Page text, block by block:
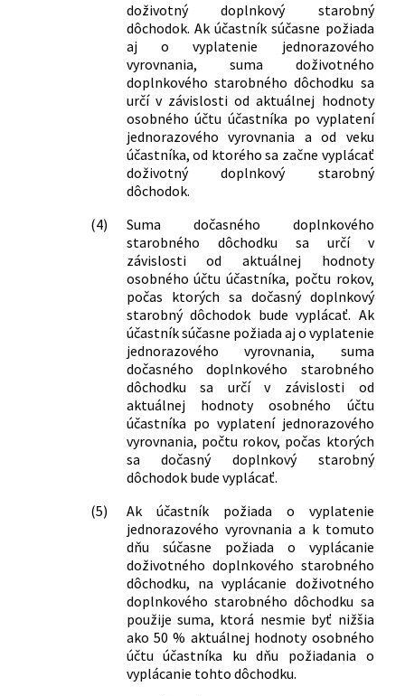
doživotný doplnkový starobný
dôchodok. Ak účastník súčasne požiada
aj o vyplatenie jednorazového
vyrovnania, suma doživotného
doplnkového starobného dôchodku sa
určí v závislosti od aktuálnej hodnoty
osobného účtu účastníka po vyplatení
jednorazového vyrovnania a od veku
účastníka, od ktorého sa začne vyplácať
doživotný doplnkový starobný
dôchodok.
(4)
Suma dočasného doplnkového
starobného dôchodku sa určí v
závislosti od aktuálnej hodnoty
osobného účtu účastníka, počtu rokov,
počas ktorých sa dočasný doplnkový
starobný dôchodok bude vyplácať. Ak
účastník súčasne požiada aj o vyplatenie
jednorazového vyrovnania, suma
dočasného doplnkového starobného
dôchodku sa určí v závislosti od
aktuálnej hodnoty osobného účtu
účastníka po vyplatení jednorazového
vyrovnania, počtu rokov, počas ktorých
sa dočasný doplnkový starobný
dôchodok bude vyplácať.
(5)
Ak účastník požiada o vyplatenie
jednorazového vyrovnania a k tomuto
dňu súčasne požiada o vyplácanie
doživotného doplnkového starobného
dôchodku, na vyplácanie doživotného
doplnkového starobného dôchodku sa
použije suma, ktorá nesmie byť nižšia
ako 50 % aktuálnej hodnoty osobného
účtu účastníka ku dňu požiadania o
vyplácanie tohto dôchodku.